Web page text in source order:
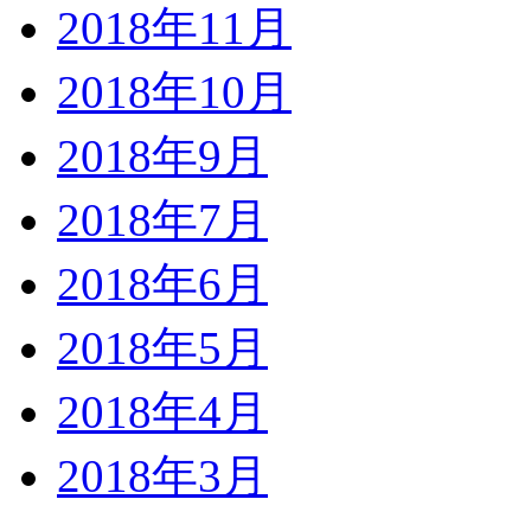
2018年11月
2018年10月
2018年9月
2018年7月
2018年6月
2018年5月
2018年4月
2018年3月